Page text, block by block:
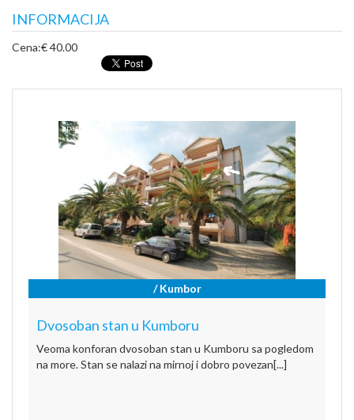
INFORMACIJA
Cena:€ 40.00
/ Kumbor
Dvosoban stan u Kumboru
Veoma konforan dvosoban stan u Kumboru sa pogledom
na more. Stan se nalazi na mirnoj i dobro povezan[...]